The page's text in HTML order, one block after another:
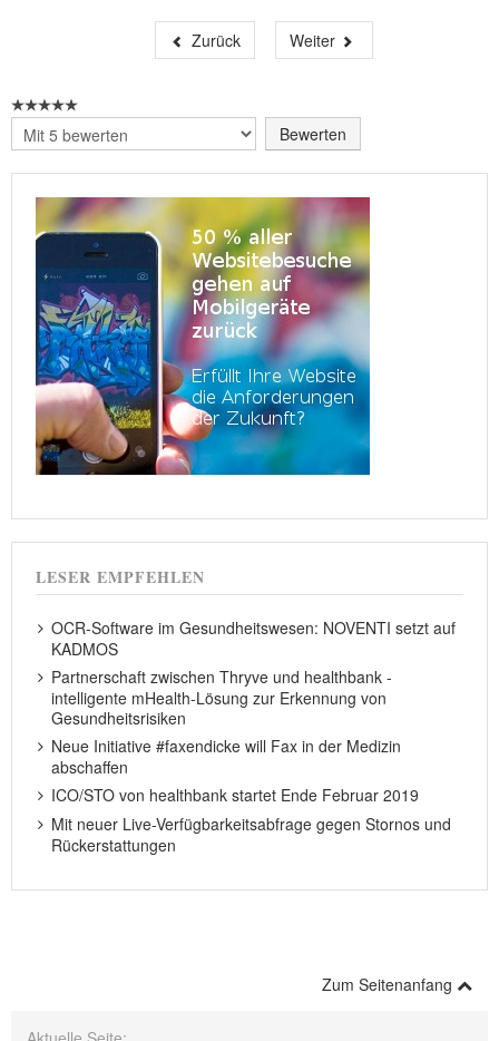
Zurück Weiter
Bitte
bewerten
LESER EMPFEHLEN
OCR-Software im Gesundheitswesen: NOVENTI setzt auf
KADMOS
Partnerschaft zwischen Thryve und healthbank -
intelligente mHealth-Lösung zur Erkennung von
Gesundheitsrisiken
Neue Initiative #faxendicke will Fax in der Medizin
abschaffen
ICO/STO von healthbank startet Ende Februar 2019
Mit neuer Live-Verfügbarkeitsabfrage gegen Stornos und
Rückerstattungen
Zum Seitenanfang